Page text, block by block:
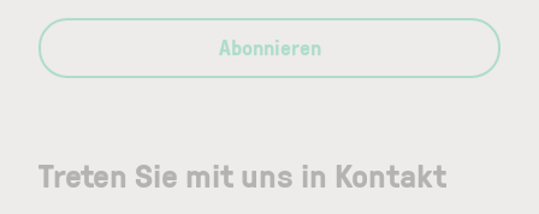
Treten Sie mit uns in Kontakt
Abonnieren